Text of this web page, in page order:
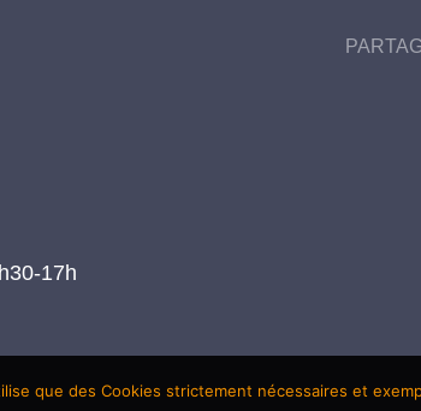
17h
que des Cookies strictement nécessaires et